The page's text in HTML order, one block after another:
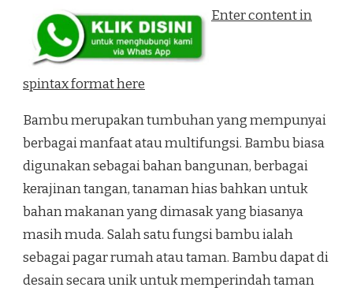
Enter content in
spintax format here
Bambu merupakan tumbuhan yang mempunyai
berbagai manfaat atau multifungsi. Bambu biasa
digunakan sebagai bahan bangunan, berbagai
kerajinan tangan, tanaman hias bahkan untuk
bahan makanan yang dimasak yang biasanya
masih muda. Salah satu fungsi bambu ialah
sebagai pagar rumah atau taman. Bambu dapat di
desain secara unik untuk memperindah taman